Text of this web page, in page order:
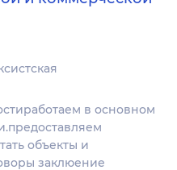
в основном
объекты и
заклюение